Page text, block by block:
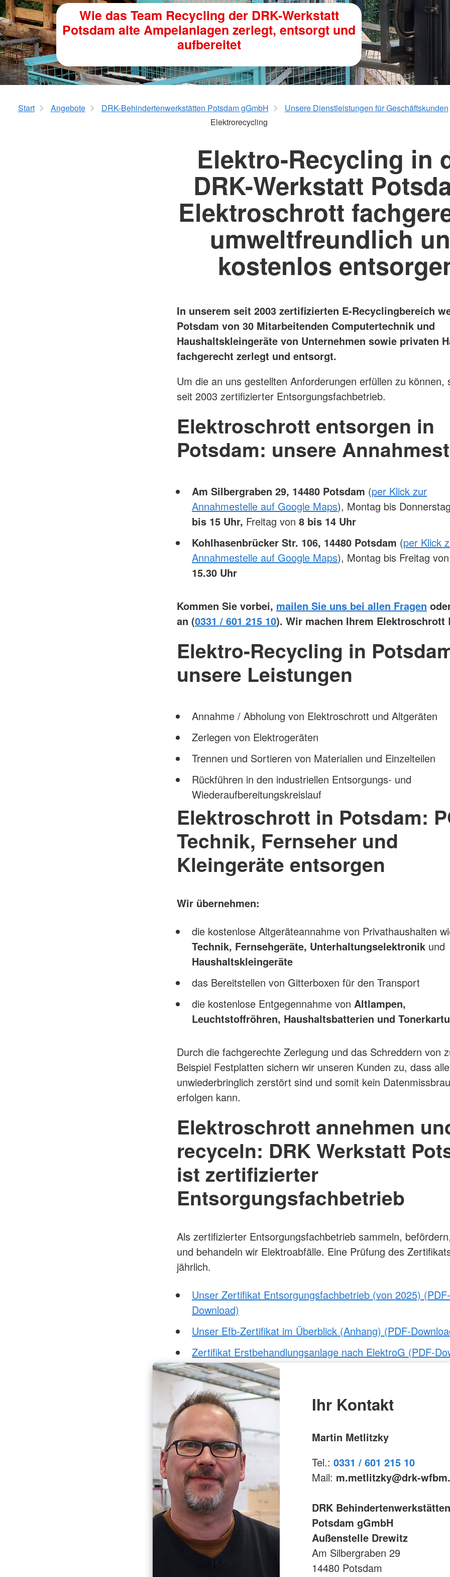
Start Angebote DRK-Behindertenwerkstätten Potsdam gGmbH
Unsere Dienstleistungen für Geschäftskunden
Elektrorecycling
Elektro-Recycling in
DRK-Werkstatt
Elektroschrott
umweltfreundlich
kostenlos
In unserem seit 2003 zertifizierten E-Recyclingbereich
Potsdam von 30 Mitarbeitenden Computertechnik und
Haushaltskleingeräte von Unternehmen sowie privaten
fachgerecht zerlegt und entsorgt.
Um die an uns gestellten Anforderungen erfüllen zu können,
seit 2003 zertifizierter Entsorgungsfachbetrieb.
Elektroschrott entsorgen in
Potsdam: unsere
Am Silbergraben 29, 14480 Potsdam (per Klick zur
Annahmestelle auf Google Maps), Montag bis
bis 15 Uhr, Freitag von 8 bis 14 Uhr
Kohlhasenbrücker Str. 106, 14480 Potsdam (per Klick
Annahmestelle auf Google Maps), Montag bis Freitag von
15.30 Uhr
Kommen Sie vorbei, mailen Sie uns bei allen Fragen
an (0331 / 601 215 10). Wir machen Ihrem Elektroschrott
Elektro-Recycling in
unsere Leistungen
Annahme / Abholung von Elektroschrott und Altgeräten
Zerlegen von Elektrogeräten
Trennen und Sortieren von Materialien und Einzelteilen
Rückführen in den industriellen Entsorgungs- und
Wiederaufbereitungskreislauf
Elektroschrott in Potsdam:
Technik, Fernseher und
Kleingeräte entsorgen
Wir übernehmen:
die kostenlose Altgeräteannahme von Privathaushalten
Technik, Fernsehgeräte, Unterhaltungselektronik und
Haushaltskleingeräte
das Bereitstellen von Gitterboxen für den Transport
die kostenlose Entgegennahme von Altlampen,
Leuchtstoffröhren, Haushaltsbatterien und
Durch die fachgerechte Zerlegung und das Schreddern von
Beispiel Festplatten sichern wir unseren Kunden zu, dass
unwiederbringlich zerstört sind und somit kein
erfolgen kann.
Elektroschrott annehmen
recyceln: DRK Werkstatt
ist zertifizierter
Entsorgungsfachbetrieb
Als zertifizierter Entsorgungsfachbetrieb sammeln,
und behandeln wir Elektroabfälle. Eine Prüfung des
jährlich.
Unser Zertifikat Entsorgungsfachbetrieb (von 2025) (PDF-
Download)
Unser Efb-Zertifikat im Überblick (Anhang) (PDF-
Zertifikat Erstbehandlungsanlage nach ElektroG (PDF-
Ihr Kontakt
Martin Metlitzky
Tel.:0331 / 601 215 10
Mail: m.metlitzky@drk-
DRK
Potsdam gGmbH
Außenstelle Drewitz
Am Silbergraben 29
14480 Potsdam